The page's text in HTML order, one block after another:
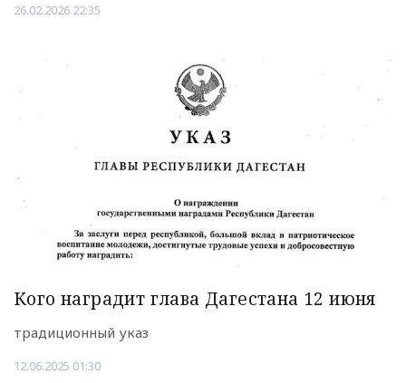
26.02.2026 22:35
Кого наградит глава Дагестана 12 июня
традиционный указ
12.06.2025 01:30